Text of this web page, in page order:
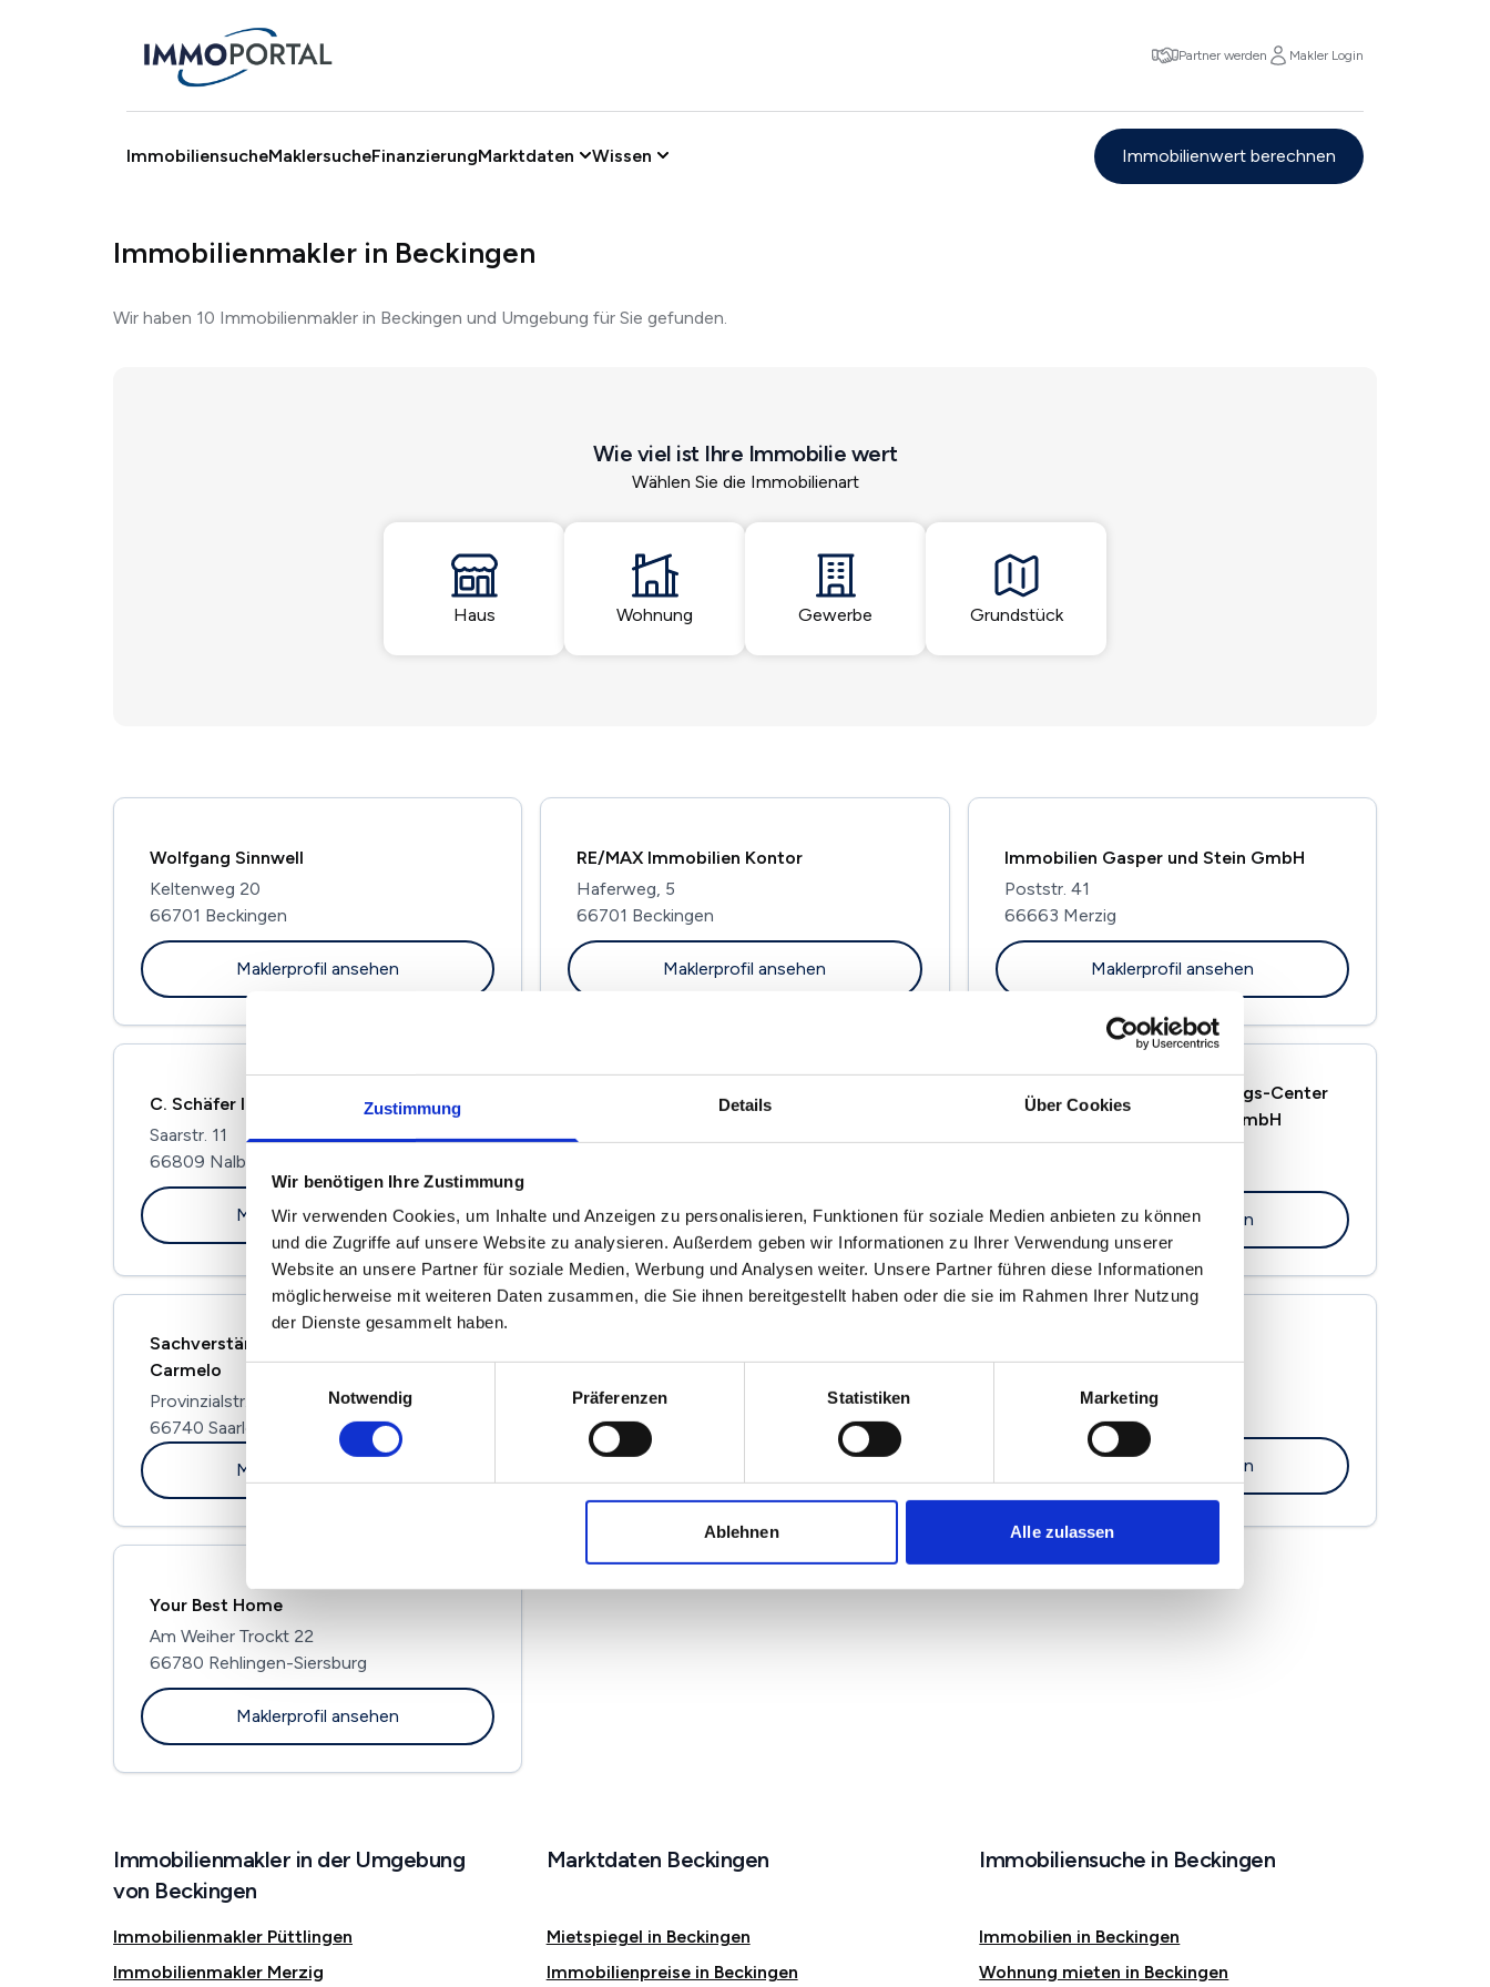
Zustimmung Details Über Cookies
Wir benötigen Ihre Zustimmung
Wir verwenden Cookies, um Inhalte und Anzeigen zu personalisieren, Funktionen für soziale Medien anbieten zu können
und die Zugriffe auf unsere Website zu analysieren. Außerdem geben wir Informationen zu Ihrer Verwendung unserer
Website an unsere Partner für soziale Medien, Werbung und Analysen weiter. Unsere Partner führen diese Informationen
möglicherweise mit weiteren Daten zusammen, die Sie ihnen bereitgestellt haben oder die sie im Rahmen Ihrer Nutzung
der Dienste gesammelt haben.
Notwendig
Präferenzen Statistiken Marketing
Ablehnen Alle zulassen
Partner werden Makler Login
ImmobiliensucheMaklersucheFinanzierungMarktdaten Wissen Immobilienwert berechnen
Immobilienmakler in Beckingen
Wir haben 10 Immobilienmakler in Beckingen und Umgebung für Sie gefunden.
Wie viel ist Ihre Immobilie wert
Wählen Sie die Immobilienart
Haus Wohnung Gewerbe Grundstück
Wolfgang Sinnwell
Keltenweg 20
66701 Beckingen
Maklerprofil ansehen
RE/MAX Immobilien Kontor
Haferweg, 5
66701 Beckingen
Maklerprofil ansehen
Immobilien Gasper und Stein GmbH
Poststr. 41
66663 Merzig
Maklerprofil ansehen
C. Schäfer Immobilien
Saarstr. 11
66809 Nalbach
Maklerprofil ansehen
Both und Partner Immobilien GmbH
Maklerprofil ansehen
Immobilien- und Versicherungs-Center
Vermittlungs- und Service GmbH
Kleiner Markt 3
Maklerprofil ansehen
Sachverständiger & Gutachter Maniglia
Carmelo
Provinzialstr. 105
66740 Saarlouis
Maklerprofil ansehen
Maklerprofil ansehen
Your Best Home
Am Weiher Trockt 22
66780 Rehlingen-Siersburg
Maklerprofil ansehen
Immobilienmakler in der Umgebung
von Beckingen
Immobilienmakler Püttlingen
Immobilienmakler Merzig
Marktdaten Beckingen
Mietspiegel in Beckingen
Immobilienpreise in Beckingen
Immobiliensuche in Beckingen
Immobilien in Beckingen
Wohnung mieten in Beckingen